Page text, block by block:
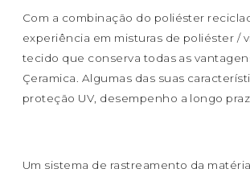
Com a combinação do poliéster
experiência em misturas de poliéster /
tecido que conserva todas as
Çeramica. Algumas das suas
proteção UV, desempenho a longo
Um sistema de rastreamento da